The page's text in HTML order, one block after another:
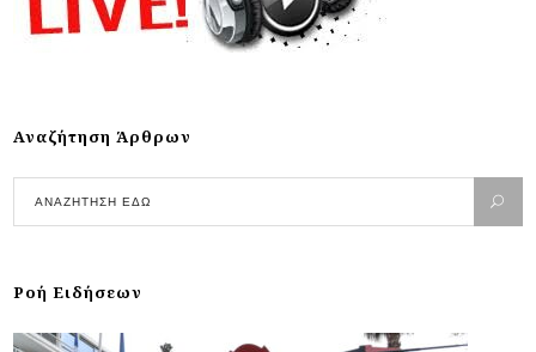
Αναζήτηση Άρθρων
Ροή Ειδήσεων